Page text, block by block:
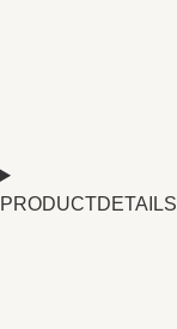
PRODUCTDETAILS